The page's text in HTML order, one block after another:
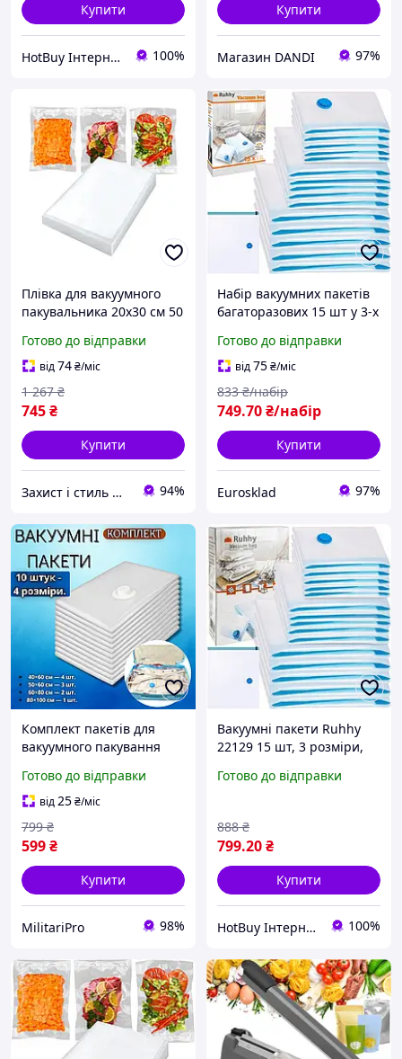
Купити
HotBuy Інтернет-магазин 100%
Купити
Магазин DANDI 97%
Плівка для вакуумного
пакувальника 20х30 см 50
продуктів прозора Ruhhy
HE0165
Готово до відправки
від74₴/міс
745₴
1 267 ₴
Купити
Захист і стиль — в одному магазині 94%
Набір вакуумних пакетів
багаторазових 15 шт у 3-х
Готово до відправки
від75₴/міс
749.70₴/набір
833 ₴/набір
Купити
Eurosklad 97%
Комплект пакетів для
вакуумного пакування
речей 10шт багаторазові
вакуумні пакети для
подорожей
Готово до відправки
від25₴/міс
599₴
799 ₴
Купити
MilitariPro 98%
Вакуумні пакети Ruhhy
22129 15 шт, 3 розміри,
Готово до відправки
799.20₴
888 ₴
Купити
HotBuy Інтернет-магазин 100%